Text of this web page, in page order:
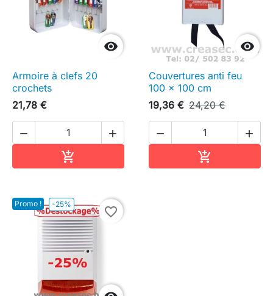

Armoire à clefs 20
crochets
21,78 €
 


Couvertures anti feu
100 x 100 cm
19,36 € 24,20 €
 

Promo ! -25%
favorite_border